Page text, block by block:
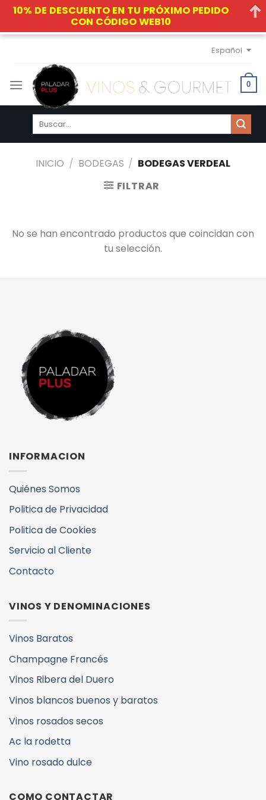
Skip
content
Español
0
Buscar
INICIO / BODEGAS / BODEGAS VERDEAL
FILTRAR
No se han encontrado productos que coincidan con
tu selección.
INFORMACION
Quiénes Somos
Politica de Privacidad
Politica de Cookies
Servicio al Cliente
Contacto
VINOS Y DENOMINACIONES
Vinos Baratos
Champagne Francés
Vinos Ribera del Duero
Vinos blancos buenos y baratos
Vinos rosados secos
Ac la rodetta
Vino rosado dulce
COMO CONTACTAR
10% DE DESCUENTO EN TU PRÓXIMO PEDIDO
CON CÓDIGO WEB10